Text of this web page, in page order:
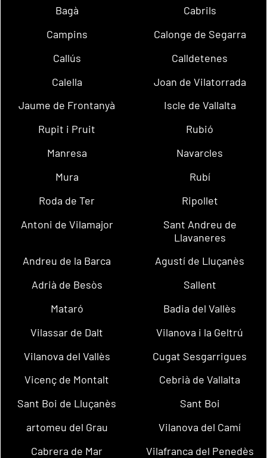
Bagà
Cabrils
Campins
Calonge de Segarra
Callús
Calldetenes
Calella
Joan de Vilatorrada
Jaume de Frontanyà
Iscle de Vallalta
Rupit i Pruit
Rubió
Manresa
Navarcles
Mura
Rubí
Roda de Ter
Ripollet
Antoni de Vilamajor
Sant Andreu de
Llavaneres
Andreu de la Barca
Agustí de Lluçanès
Adrià de Besòs
Sallent
Mataró
Badia del Vallès
Vilassar de Dalt
Vilanova i la Geltrú
Vilanova del Vallès
Cugat Sesgarrigues
Vicenç de Montalt
Cebrià de Vallalta
Sant Boi de Lluçanès
Sant Boi
artomeu del Grau
Vilanova del Camí
Cabrera de Mar
Vilafranca del Penedès